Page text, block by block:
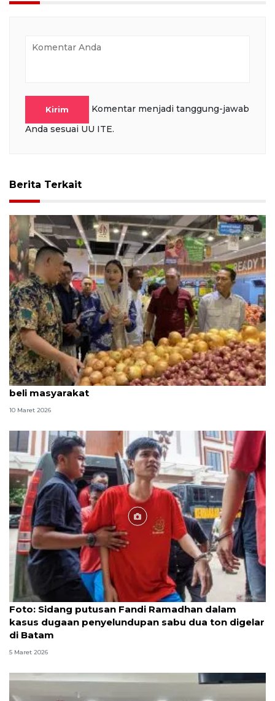
Kirim
Komentar menjadi tanggung-jawab
Anda sesuai UU ITE.
Berita Terkait
Kemendag harap skema diskon Lebaran pacu daya
beli masyarakat
10 Maret 2026
Foto
Foto: Sidang putusan Fandi Ramadhan dalam
kasus dugaan penyelundupan sabu dua ton digelar
di Batam
5 Maret 2026